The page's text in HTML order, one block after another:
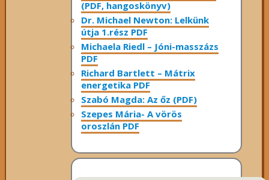
(PDF, hangoskönyv)
Dr. Michael Newton: Lelkünk
útja 1.rész PDF
Michaela Riedl – Jóni-masszázs
PDF
Richard Bartlett – Mátrix
energetika PDF
Szabó Magda: Az őz (PDF)
Szepes Mária- A vörös
oroszlán PDF